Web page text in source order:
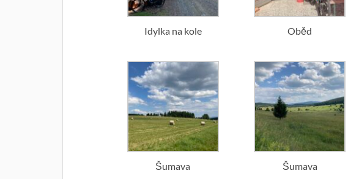
Idylka na kole Oběd
Šumava Šumava